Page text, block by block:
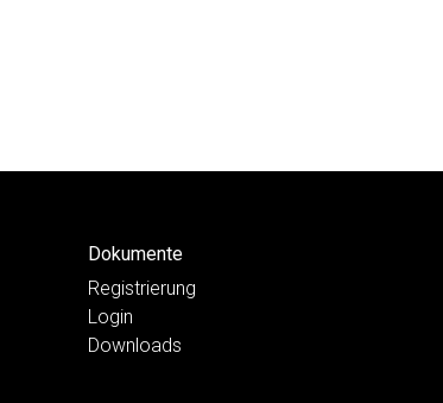
Dokumente
Registrierung
Login
Downloads